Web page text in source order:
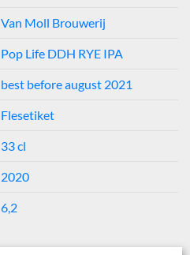
Van Moll Brouwerij
Pop Life DDH RYE IPA
best before august 2021
Flesetiket
33 cl
2020
6,2